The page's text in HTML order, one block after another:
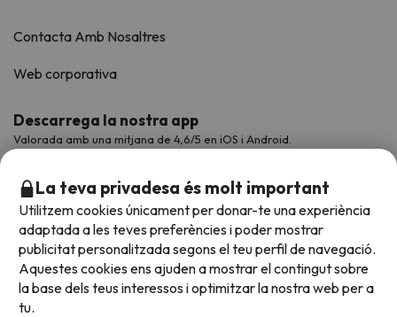
Contacta Amb Nosaltres
Web corporativa
Descarrega la nostra app
Valorada amb una mitjana de 4,6/5 en iOS i Android.
La teva privadesa és molt important
Utilitzem cookies únicament per donar-te una experiència
adaptada a les teves preferències i poder mostrar
publicitat personalitzada segons el teu perfil de navegació.
Aquestes cookies ens ajuden a mostrar el contingut sobre
la base dels teus interessos i optimitzar la nostra web per a
tu.